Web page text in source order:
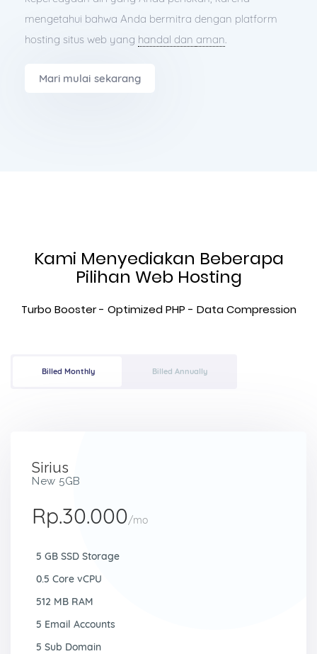
mengetahui bahwa Anda bermitra dengan platform
hosting situs web yang handal dan aman
Mari mulai sekarang
Kami Menyediakan Beberapa
Pilihan Web Hosting
Turbo Booster - Optimized PHP - Data Compression
Billed Monthly Billed Annually
Sirius
New 5GB
Rp.30.000/mo
5 GB SSD Storage
0.5 Core vCPU
512 MB RAM
5 Email Accounts
5 Sub Domain